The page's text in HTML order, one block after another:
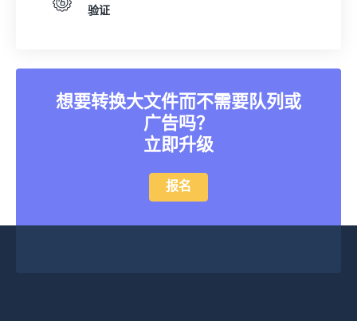
验证
想要转换大文件而不需要队列或
广告吗？
立即升级
报名